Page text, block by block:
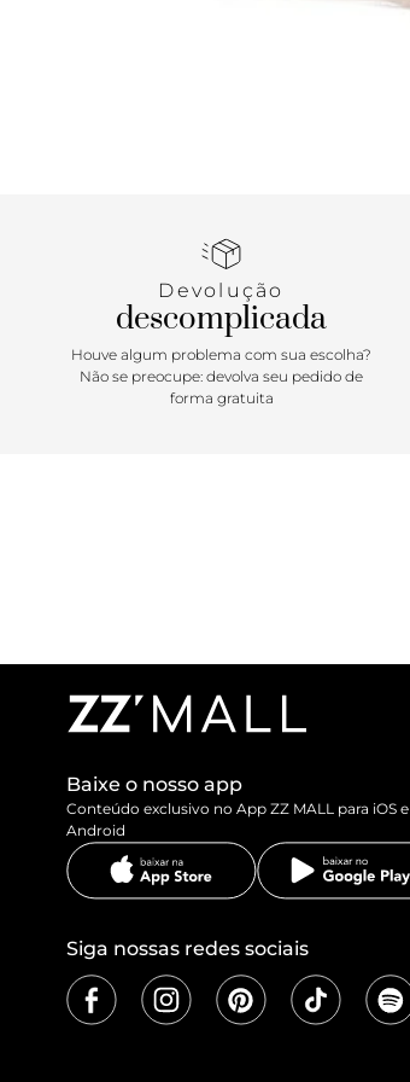
Devolução
descomplicada
Houve algum problema com sua escolha?
Não se preocupe: devolva seu pedido de
forma gratuita
Baixe o nosso app
Conteúdo exclusivo no App ZZ MALL para iOS e
Android
Siga nossas redes sociais